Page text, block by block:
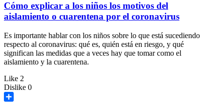
Cómo explicar a los niños los motivos del
aislamiento o cuarentena por el coronavirus
Es importante hablar con los niños sobre lo que está sucediendo
respecto al coronavirus: qué es, quién está en riesgo, y qué
significan las medidas que a veces hay que tomar como el
aislamiento y la cuarentena.
Like 2
Dislike 0